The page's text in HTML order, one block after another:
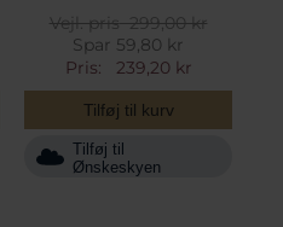
Vejl. pris299,00 kr
Spar 59,80 kr
Pris:
239,20 kr
Tilføj til kurv
Tilføj til
Ønskeskyen